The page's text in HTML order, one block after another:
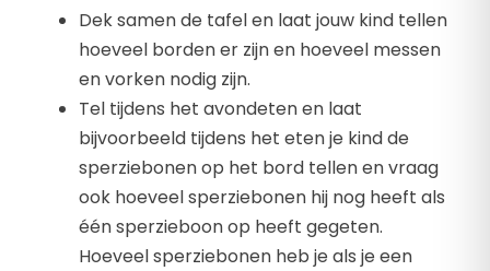
Dek samen de tafel en laat jouw kind tellen
hoeveel borden er zijn en hoeveel messen
en vorken nodig zijn.
Tel tijdens het avondeten en laat
bijvoorbeeld tijdens het eten je kind de
sperziebonen op het bord tellen en vraag
ook hoeveel sperziebonen hij nog heeft als
één sperzieboon op heeft gegeten.
Hoeveel sperziebonen heb je als je een